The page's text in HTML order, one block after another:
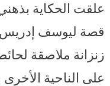
علقت الحكاية
قصة ليوسف
زنزانة ملاصقة
على الناحية